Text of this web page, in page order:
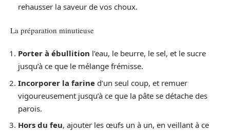
rehausser la saveur de vos choux.
La préparation minutieuse
Porter à ébullition l’eau, le beurre, le sel, et le sucre
jusqu’à ce que le mélange frémisse.
Incorporer la farine d’un seul coup, et remuer
vigoureusement jusqu’à ce que la pâte se détache des
parois.
Hors du feu, ajouter les œufs un à un, en veillant à ce